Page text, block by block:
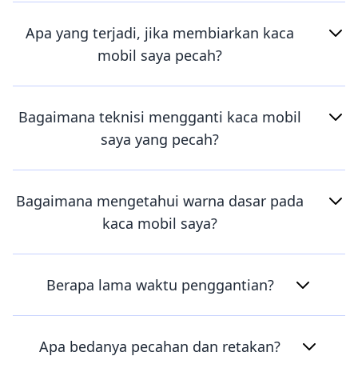
Apa yang terjadi, jika membiarkan kaca
mobil saya pecah?
Bagaimana teknisi mengganti kaca mobil
saya yang pecah?
Bagaimana mengetahui warna dasar pada
kaca mobil saya?
Berapa lama waktu penggantian?
Apa bedanya pecahan dan retakan?